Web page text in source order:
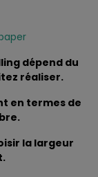
dépend du
réaliser.
en termes de
la largeur